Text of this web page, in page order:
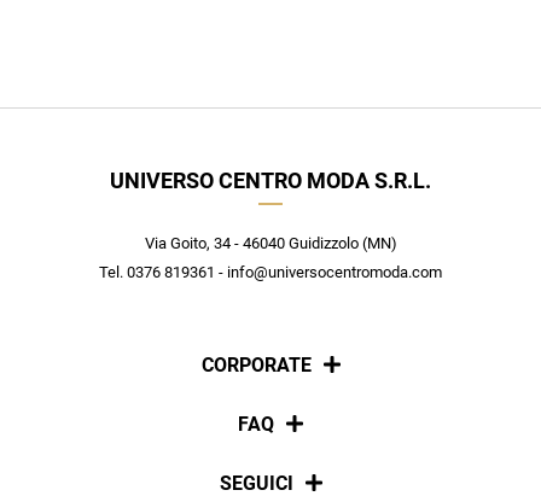
UNIVERSO CENTRO MODA S.R.L.
Via Goito, 34 - 46040 Guidizzolo (MN)
Tel. 0376 819361 - info@universocentromoda.com
CORPORATE
Chi siamo
FAQ
Pagamenti
SEGUICI
Iscriviti alla newsletter
nuovi arrivi utilizzabile anche in negozio!
Crea il tuo stile grazie ai consigli dei nostri personal shopper e
scopri in anteprima le offerte in esclusiva a te riservate.
ISCRIVITI